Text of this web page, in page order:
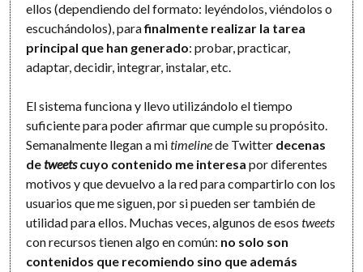
ellos (dependiendo del formato: leyéndolos, viéndolos o
escuchándolos), parafinalmente realizar la tarea
principal que han generado: probar, practicar,
adaptar, decidir, integrar, instalar, etc.
El sistema funciona y llevo utilizándolo el tiempo
suficiente para poder afirmar que cumple su propósito.
Semanalmente llegan a mitimelinede Twitter decenas
detweetscuyo contenido me interesa por diferentes
motivos y que devuelvo a la red para compartirlo con los
usuarios que me siguen, por si pueden ser también de
utilidad para ellos. Muchas veces, algunos de esostweets
con recursos tienen algo en común: no solo son
contenidos que recomiendo sino que además